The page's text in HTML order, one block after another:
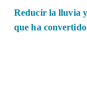
Reducir la lluvia
que ha